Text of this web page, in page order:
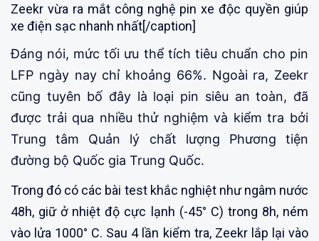
Zeekr vừa ra mắt công nghệ pin xe độc quyền giúp
xe điện sạc nhanh nhất[/caption]
Đáng nói, mức tối ưu thể tích tiêu chuẩn cho pin
LFP ngày nay chỉ khoảng 66%. Ngoài ra, Zeekr
cũng tuyên bố đây là loại pin siêu an toàn, đã
được trải qua nhiều thử nghiệm và kiểm tra bởi
Trung tâm Quản lý chất lượng Phương tiện
đường bộ Quốc gia Trung Quốc.
Trong đó có các bài test khắc nghiệt như ngâm nước
48h, giữ ở nhiệt độ cực lạnh (-45° C) trong 8h, ném
vào lửa 1000° C. Sau 4 lần kiểm tra, Zeekr lắp lại vào